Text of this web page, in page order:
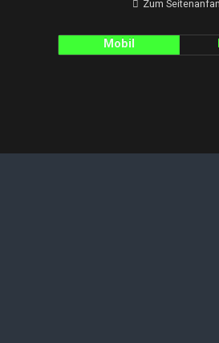
Zum
Mobil